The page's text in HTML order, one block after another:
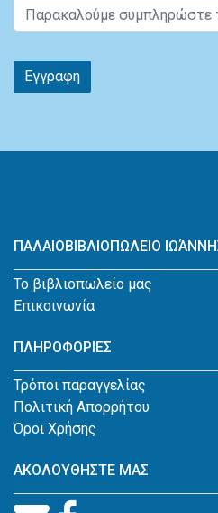
Εγγραφη
ΠΑΛΑΙΟΒΙΒΛΙΟΠΩΛΕΙΟ
Το βιβλιοπωλείο μας
Επικοινωνία
ΠΛΗΡΟΦΟΡΙΕΣ
Τρόποι παραγγελίας
Πολιτική Απορρήτου
Όροι Χρήσης
ΑΚΟΛΟΥΘΗΣΤΕ ΜΑΣ